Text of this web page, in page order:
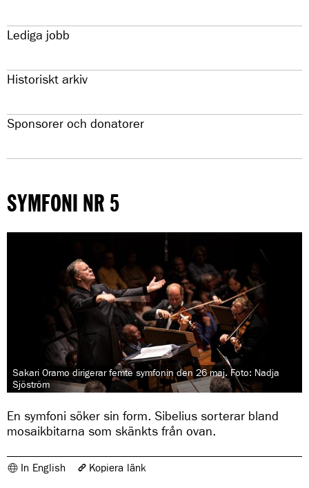
Lediga jobb
Historiskt arkiv
Sponsorer och donatorer
SYMFONI NR 5
Sakari Oramo dirigerar femte symfonin den 26 maj. Foto: Nadja
Sjöström
En symfoni söker sin form. Sibelius sorterar bland
mosaikbitarna som skänkts från ovan.
In English Kopiera länk